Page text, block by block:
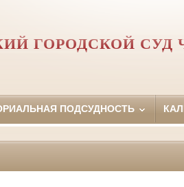
ГОРОДСКОЙ СУД
ПОДСУДНОСТЬ